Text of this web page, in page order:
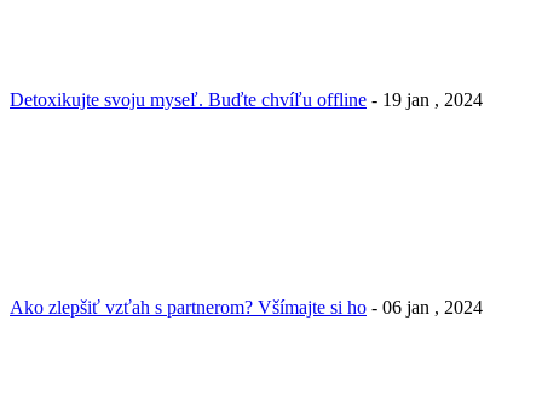
Detoxikujte svoju myseľ. Buďte chvíľu offline - 19 jan , 2024
Ako zlepšiť vzťah s partnerom? Všímajte si ho - 06 jan , 2024